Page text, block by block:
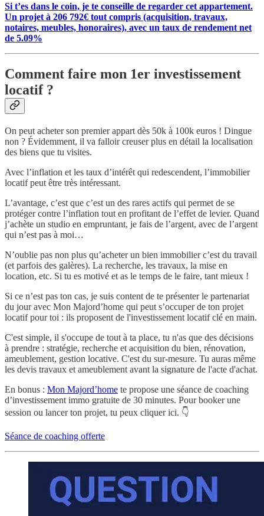
Si t’es dans le coin, je te conseille de regarder cet appartement.
Un projet à 206 792€ tout compris (acquisition, travaux,
notaires, meubles, honoraires), avec un taux de rendement net
de 5.09%
Comment faire mon 1er investissement
locatif ?
On peut acheter son premier appart dès 50k à 100k euros ! Dingue
non ? Évidemment, il va falloir creuser plus en détail la localisation
des biens que tu visites.
Avec l’inflation et les taux d’intérêt qui redescendent, l’immobilier
locatif peut être très intéressant.
L’avantage, c’est que c’est un des rares actifs qui permet de se
protéger contre l’inflation tout en profitant de l’effet de levier. Quand
j’achète un studio en empruntant, je fais de l’argent, avec de l’argent
qui n’est pas à moi…
N’oublie pas non plus qu’acheter un bien immobilier c’est du travail
(et parfois des galères). La recherche, les travaux, la mise en
location, etc. Si tu es motivé et as le temps de le faire, tant mieux !
Si ce n’est pas ton cas, je suis content de te présenter le partenariat
du jour avec Mon Majord’home qui peut s’occuper de ton projet
locatif pour toi : ils proposent de l'investissement locatif clé en main.
C'est simple, il s'occupe de tout à ta place, tu n'as que des décisions
à prendre : stratégie, recherche et acquisition du bien, rénovation,
ameublement, gestion locative. C'est du sur-mesure. Tu auras même
les devis travaux et ameublement avant la signature de l'acte d'achat.
En bonus : Mon Majord’home te propose une séance de coaching
d’investissement immo gratuite de 30 minutes. Pour booker une
session ou lancer ton projet, tu peux cliquer ici. 👇
Séance de coaching offerte